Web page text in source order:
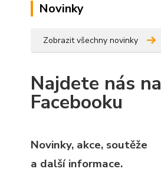
Novinky
Zobrazit všechny novinky
Najdete nás na
Facebooku
Novinky, akce, soutěže
a další informace.